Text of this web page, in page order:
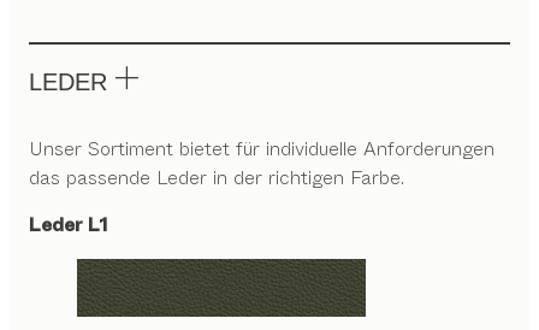
LEDER
Unser Sortiment bietet für individuelle Anforderungen
das passende Leder in der richtigen Farbe.
Leder L1